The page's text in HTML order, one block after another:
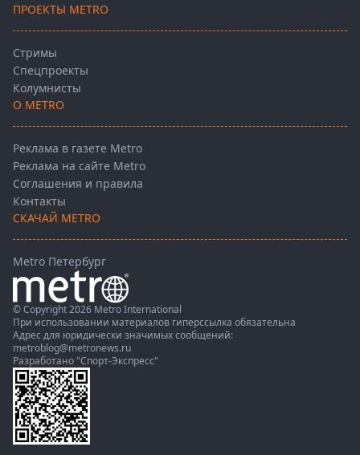
ПРОЕКТЫ METRO
Стримы
Спецпроекты
Колумнисты
О METRO
Реклама в газете Metro
Реклама на сайте Metro
Соглашения и правила
Контакты
СКАЧАЙ METRO
Metro Петербург
© Copyright 2026 Metro International
При использовании материалов гиперссылка обязательна
Адрес для юридически значимых сообщений:
metroblog@metronews.ru
Разработано "Спорт-Экспресс"